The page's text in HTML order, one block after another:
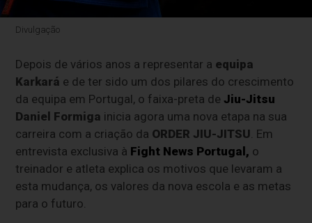
Divulgação
Depois de vários anos a representar a equipa
Karkará e de ter sido um dos pilares do crescimento
da equipa em Portugal, o faixa-preta de Jiu-Jitsu
Daniel Formiga inicia agora uma nova etapa na sua
carreira com a criação da ORDER JIU-JITSU. Em
entrevista exclusiva à Fight News Portugal, o
treinador e atleta explica os motivos que levaram a
esta mudança, os valores da nova escola e as metas
para o futuro.